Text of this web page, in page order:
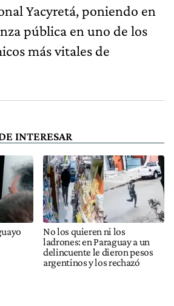
Yacyretá, poniendo en
pública en uno de los
más vitales de
INTERESAR
No los quieren ni los
ladrones: en Paraguay a un
delincuente le dieron pesos
argentinos y los rechazó